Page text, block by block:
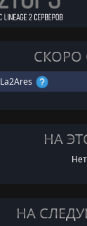
СКОРО
La2Ares
НА
НА